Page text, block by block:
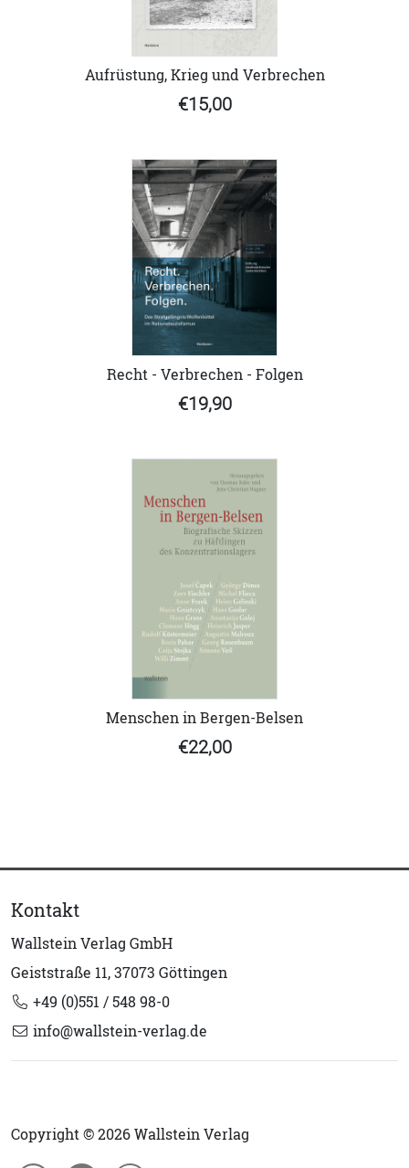
Aufrüstung, Krieg und Verbrechen
€15,00
Recht - Verbrechen - Folgen
€19,90
Menschen in Bergen-Belsen
€22,00
Kontakt
Wallstein Verlag GmbH
Geiststraße 11, 37073 Göttingen
+49 (0)551 / 548 98-0
info@wallstein-verlag.de
Copyright © 2026 Wallstein Verlag